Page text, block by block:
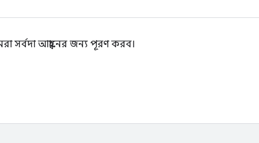
সর্বদা আহ্বানের জন্য পূরণ করব।